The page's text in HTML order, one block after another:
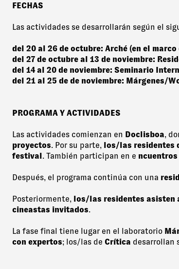
FECHAS
Las actividades se desarrollarán según el
del 20 al 26 de octubre: Arché (en el
del 27 de octubre al 13 de noviembre:
del 14 al 20 de noviembre: Seminario
del 21 al 25 de de noviembre: Márgenes/
PROGRAMA Y ACTIVIDADES
Las actividades comienzan en Doclisboa,
proyectos. Por su parte, los/las residentes
festival. También participan en e
Después, el programa continúa con una
Posteriormente, los/las residentes asisten
cineastas invitados.
La fase final tiene lugar en el laboratorio
con expertos; los/las de Crítica desarrollan